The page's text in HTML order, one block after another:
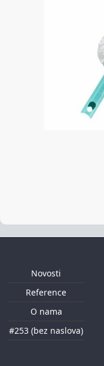
Novosti
Reference
O nama
#253 (bez naslova)